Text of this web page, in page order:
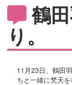
鶴
り。
11月23日、鶴田
ちと一緒に梵天を